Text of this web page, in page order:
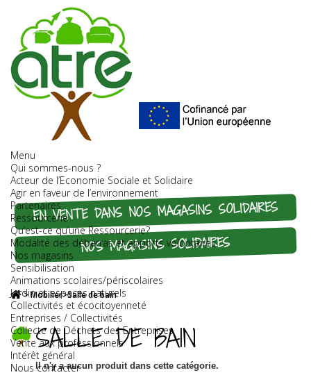
Menu
Qui sommes-nous ?
Acteur de l’Economie Sociale et Solidaire
Agir en faveur de l’environnement
Partenaires
Ressourcerie
Qu’est-ce qu’une Ressourcerie?
Modalité des débarras et apports volontaires
Nos magasins
Sensibilisation
Animations scolaires/périscolaires
Jardin et espaces naturels
Collectivités et écocitoyenneté
Entreprises / Collectivités
Collecte de Déchets des Entreprises
Vente aux professionnels
Intérêt général
Nous contacter
EN VENTE DANS NOS MAGASINS SOLIDAIRES
NOS MAGASINS SOLIDAIRES
>Mobilier>Salle de bain
SALLE DE BAIN
Il n'y a aucun produit dans cette catégorie.